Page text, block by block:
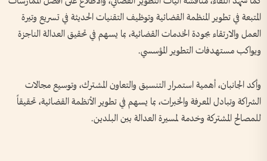
المتبعة في تطوير المنظمة القضائية وتوظيف التقنيات الحديثة في تسريع وتيرة
العمل والارتقاء بجودة الخدمات القضائية، بما يسهم في تحقيق العدالة الناجزة
ويواكب مستهدفات التطوير المؤسسي.
وأكد الجانبان، أهمية استمرار التنسيق والتعاون المشترك، وتوسيع مجالات
الشراكة وتبادل المعرفة والخبرات، بما يسهم في تطوير الأنظمة القضائية، تحقيقاً
للمصالح المشتركة وخدمة لمسيرة العدالة بين البلدين.